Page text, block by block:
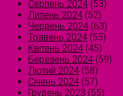
Серпень 2024 (53)
Липень 2024 (52)
Червень 2024 (63)
Травень 2024 (55)
Квітень 2024 (45)
Березень 2024 (59)
Лютий 2024 (58)
Січень 2024 (57)
Грудень 2023 (55)